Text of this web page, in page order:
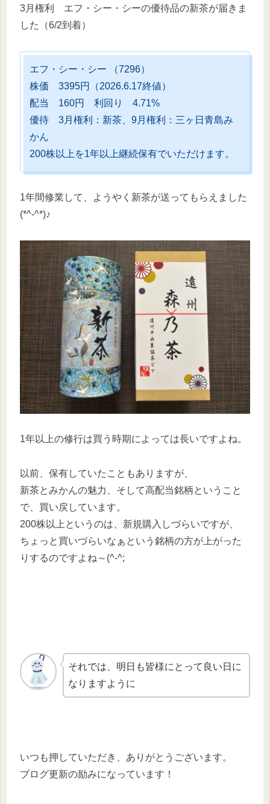
3月権利 エフ・シー・シーの優待品の新茶が届きま
した（6/2到着）
エフ・シー・シー （7296）
株価 3395円（2026.6.17終値）
配当 160円 利回り 4.71%
優待 3月権利：新茶、9月権利：三ヶ日青島み
かん
200株以上を1年以上継続保有でいただけます。
1年間修業して、ようやく新茶が送ってもらえました
(*^-^*)♪
1年以上の修行は買う時期によっては長いですよね。
以前、保有していたこともありますが、
新茶とみかんの魅力、そして高配当銘柄ということ
で、買い戻しています。
200株以上というのは、新規購入しづらいですが、
ちょっと買いづらいなぁという銘柄の方が上がった
りするのですよね～(^-^;
それでは、明日も皆様にとって良い日に
なりますように
いつも押していただき、ありがとうございます。
ブログ更新の励みになっています！